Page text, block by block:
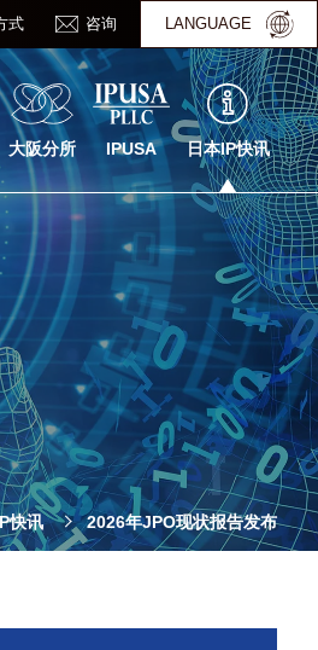
大阪分所 IPUSA 日本IP快讯
式 咨询 LANGUAGE
快讯 2026年JPO现状报告发布